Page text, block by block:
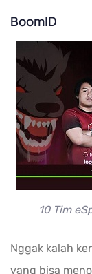
BoomID
10 Tim
Nggak kalah
yang bisa